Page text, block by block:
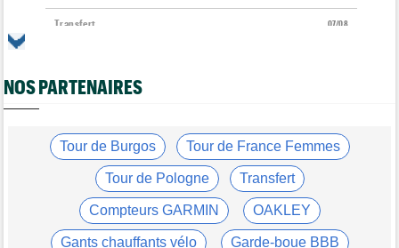
07/08
Transfert
Transfert
Lotto-Intermarché fait passer pro trois jeunes de sa formation
Kasia Niewiadoma : "C'est tellement génial d'être cycliste"
Tour de Burgos
Matthew Brennan : "Je me suis retrouvé un peu trop loin…"
Tour de Burgos
Matthew Brennan a remporté la 4e étape devant Pithie
NOS PARTENAIRES
Tour de Burgos Tour de France Femmes
Tour de Pologne Transfert
Compteurs GARMIN OAKLEY
Gants chauffants vélo Garde-boue BBB